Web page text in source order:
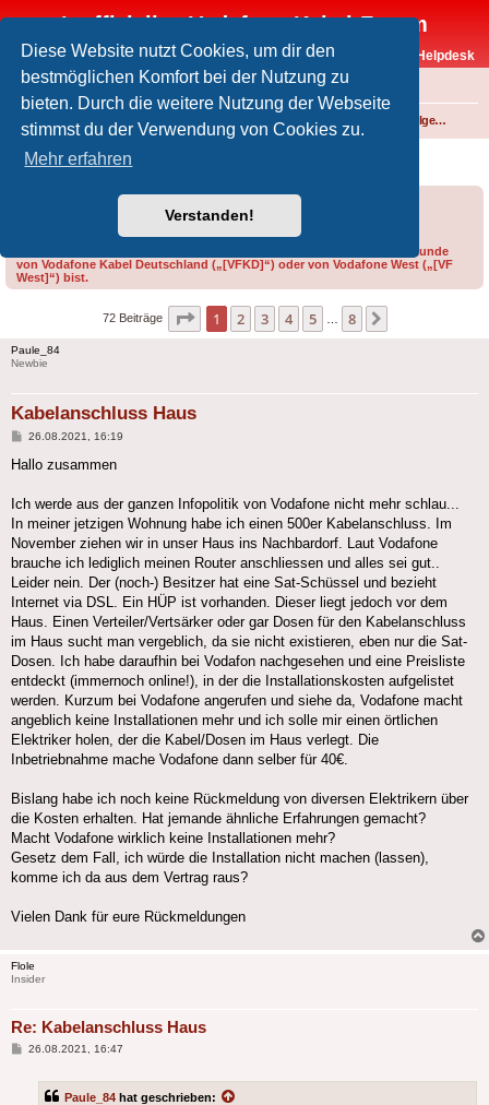
Diese Website nutzt Cookies, um dir den
bestmöglichen Komfort bei der Nutzung zu
bieten. Durch die weitere Nutzung der Webseite
stimmst du der Verwendung von Cookies zu.
Mehr erfahren
Verstanden!
Inoffizielles Vodafone-Kabel-Forum
Vodafone-Kabel-Helpdesk
FAQ
Foren-Übersicht Technik allgemein
Kabelanschluss Haus
Bitte gib bei der Erstellung eines Threads im Feld „Präfix“ an, ob du Kunde
von Vodafone Kabel Deutschland („[VFKD]“) oder von Vodafone West („[VF
West]“) bist.
72 Beiträge Seite 1von
1 2 3 4 5 8
Paule_84
Newbie
Kabelanschluss Haus
Beitrag
26.08.2021, 16:19
Hallo zusammen
Ich werde aus der ganzen Infopolitik von Vodafone nicht mehr schlau...
In meiner jetzigen Wohnung habe ich einen 500er Kabelanschluss. Im
November ziehen wir in unser Haus ins Nachbardorf. Laut Vodafone
brauche ich lediglich meinen Router anschliessen und alles sei gut..
Leider nein. Der (noch-) Besitzer hat eine Sat-Schüssel und bezieht
Internet via DSL. Ein HÜP ist vorhanden. Dieser liegt jedoch vor dem
Haus. Einen Verteiler/Vertsärker oder gar Dosen für den Kabelanschluss
im Haus sucht man vergeblich, da sie nicht existieren, eben nur die Sat-
Dosen. Ich habe daraufhin bei Vodafon nachgesehen und eine Preisliste
entdeckt (immernoch online!), in der die Installationskosten aufgelistet
werden. Kurzum bei Vodafone angerufen und siehe da, Vodafone macht
angeblich keine Installationen mehr und ich solle mir einen örtlichen
Elektriker holen, der die Kabel/Dosen im Haus verlegt. Die
Inbetriebnahme mache Vodafone dann selber für 40€.
Bislang habe ich noch keine Rückmeldung von diversen Elektrikern über
die Kosten erhalten. Hat jemande ähnliche Erfahrungen gemacht?
Macht Vodafone wirklich keine Installationen mehr?
Gesetz dem Fall, ich würde die Installation nicht machen (lassen),
komme ich da aus dem Vertrag raus?
Vielen Dank für eure Rückmeldungen
Flole
Insider
Re: Kabelanschluss Haus
Beitrag
26.08.2021, 16:47
Paule_84 hat geschrieben: